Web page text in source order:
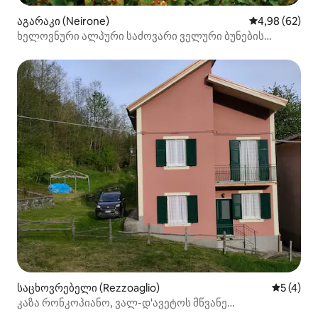
აგარაკი (Neirone) საშუალო
4,98 (62)
ხელოვნური ალპური საძოვარი ველური ბუნების
საცხოვრებელი (Rezzoaglio)
5 (4)
კაზა რონკოპიანო, ვალ-დ'ავეტოს მწვანე